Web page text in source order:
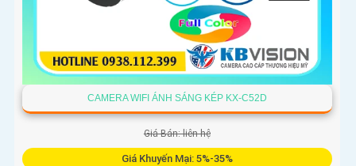
CAMERA WIFI ÁNH SÁNG KÉP KX-C52D
Giá Bán: liên hệ
Giá Khuyến Mại: 5%-35%